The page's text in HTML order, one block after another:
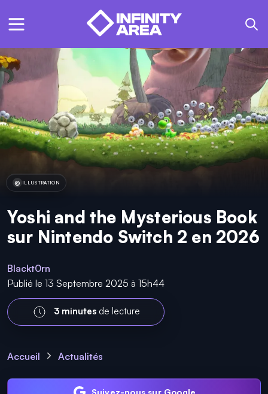
ILLUSTRATION
Yoshi and the Mysterious Book
sur Nintendo Switch 2 en 2026
Blackt0rn
Publié le 13 Septembre 2025 à 15h44
3 minutesde lecture
Accueil Actualités